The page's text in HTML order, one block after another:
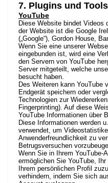
7. Plugins und Tools
YouTube
Diese Website bindet Videos
der Website ist die Google
(„Google“), Gordon House,
Wenn Sie eine unserer
eingebunden ist, wird eine
den Servern von YouTube
Server mitgeteilt, welche
besucht haben.
Des Weiteren kann YouTube
Endgerät speichern oder
Technologien zur
Fingerprinting). Auf diese
YouTube Informationen über
Diese Informationen werden
verwendet, um
Anwenderfreundlichkeit zu
Betrugsversuchen
Wenn Sie in Ihrem YouTube-
ermöglichen Sie YouTube,
Ihrem persönlichen Profil
verhindern, indem Sie sich